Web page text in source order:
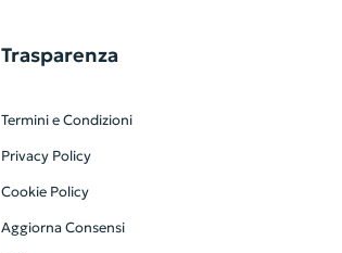
Trasparenza
Termini e Condizioni
Privacy Policy
Cookie Policy
Aggiorna Consensi